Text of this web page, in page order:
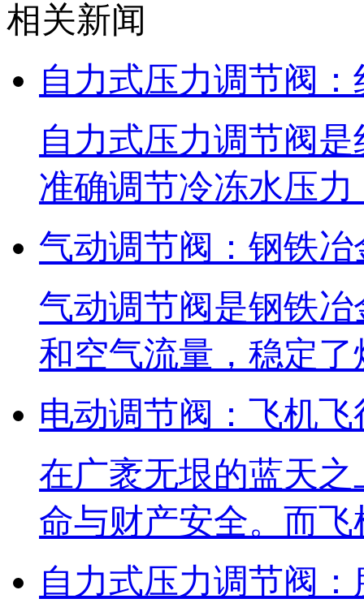
相关新闻
自力式压力调节阀
自力式压力调节阀
准确调节冷冻水压
气动调节阀：钢铁
气动调节阀是钢铁
和空气流量，稳定
电动调节阀：飞机
在广袤无垠的蓝天
命与财产安全。而
自力式压力调节阀